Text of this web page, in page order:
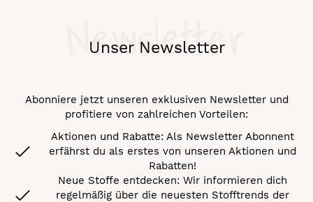
Unser Newsletter
Newsletter
Abonniere jetzt unseren exklusiven Newsletter und
profitiere von zahlreichen Vorteilen:
Aktionen und Rabatte: Als Newsletter Abonnent
erfährst du als erstes von unseren Aktionen und
Rabatten!
Neue Stoffe entdecken: Wir informieren dich
regelmäßig über die neuesten Stofftrends der